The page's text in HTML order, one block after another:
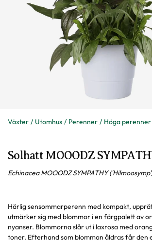
Växter Utomhus Perenner Höga perenner
Solhatt MOOODZ
Echinacea MOOODZ SYMPATHY
Härlig sensommarperenn med kompakt,
utmärker sig med blommor i en färgpalett av
nyanser. Blommorna slår ut i laxrosa med
toner. Efterhand som blomman åldras får den